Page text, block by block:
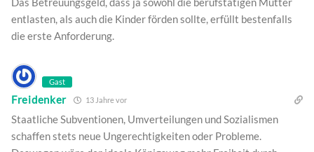
entlasten, als auch die Kinder förden sollte, erfüllt bestenfalls
die erste Anforderung.
Gast
Freidenker 13 Jahre vor
Staatliche Subventionen, Umverteilungen und Sozialismen
schaffen stets neue Ungerechtigkeiten oder Probleme.